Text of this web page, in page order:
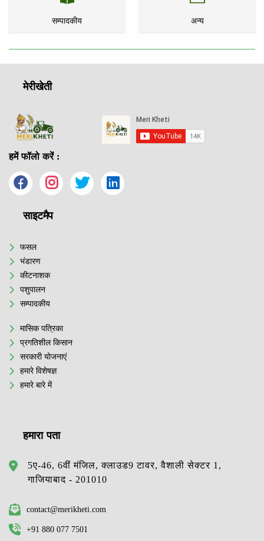
सम्पादकीय अन्य
मेरीखेती
हमें फॉलो करें :
साइटमैप
फसल
भंडारण
कीटनाशक
पशुपालन
सम्पादकीय
मासिक पत्रिका
प्रगतिशील किसान
सरकारी योजनाएं
हमारे विशेषज्ञ
हमारे बारे में
हमारा पता
5ए-46, 6वीं मंजिल, क्लाउड9 टावर, वैशाली सेक्टर 1,
गाजियाबाद - 201010
contact@merikheti.com
+91 880 077 7501